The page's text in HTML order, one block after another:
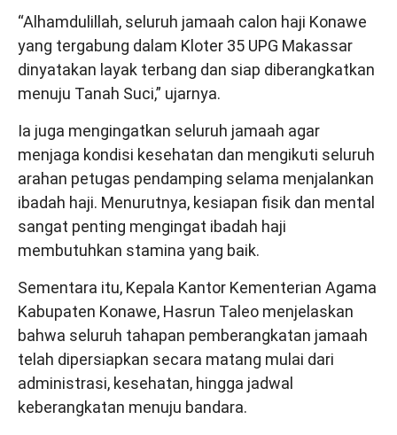
“Alhamdulillah, seluruh jamaah calon haji Konawe
yang tergabung dalam Kloter 35 UPG Makassar
dinyatakan layak terbang dan siap diberangkatkan
menuju Tanah Suci,” ujarnya.
Ia juga mengingatkan seluruh jamaah agar
menjaga kondisi kesehatan dan mengikuti seluruh
arahan petugas pendamping selama menjalankan
ibadah haji. Menurutnya, kesiapan fisik dan mental
sangat penting mengingat ibadah haji
membutuhkan stamina yang baik.
Sementara itu, Kepala Kantor Kementerian Agama
Kabupaten Konawe, Hasrun Taleo menjelaskan
bahwa seluruh tahapan pemberangkatan jamaah
telah dipersiapkan secara matang mulai dari
administrasi, kesehatan, hingga jadwal
keberangkatan menuju bandara.